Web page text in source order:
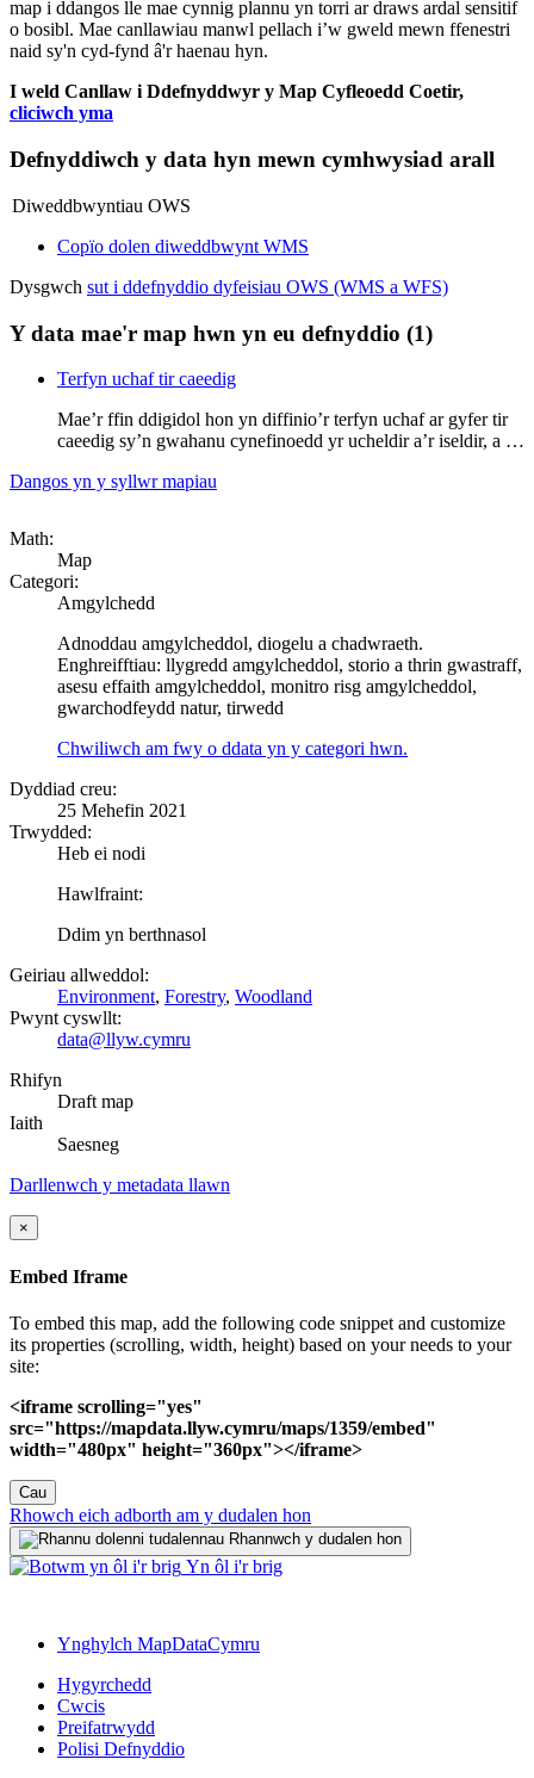
map i ddangos lle mae cynnig plannu yn torri ar draws ardal sensitif
o bosibl. Mae canllawiau manwl pellach i’w gweld mewn ffenestri
naid sy'n cyd-fynd â'r haenau hyn.
I weld Canllaw i Ddefnyddwyr y Map Cyfleoedd Coetir,
cliciwch yma
Defnyddiwch y data hyn mewn cymhwysiad arall
Diweddbwyntiau OWS
Copïo dolen diweddbwynt WMS
Dysgwch sut i ddefnyddio dyfeisiau OWS (WMS a WFS)
Y data mae'r map hwn yn eu defnyddio (1)
Terfyn uchaf tir caeedig
Mae’r ffin ddigidol hon yn diffinio’r terfyn uchaf ar gyfer tir
caeedig sy’n gwahanu cynefinoedd yr ucheldir a’r iseldir, a …
Dangos yn y syllwr mapiau
Math:
Map
Categori:
Amgylchedd
Adnoddau amgylcheddol, diogelu a chadwraeth.
Enghreifftiau: llygredd amgylcheddol, storio a thrin gwastraff,
asesu effaith amgylcheddol, monitro risg amgylcheddol,
gwarchodfeydd natur, tirwedd
Chwiliwch am fwy o ddata yn y categori hwn.
Dyddiad creu:
25 Mehefin 2021
Trwydded:
Heb ei nodi
Hawlfraint:
Ddim yn berthnasol
Geiriau allweddol:
Environment, Forestry, Woodland
Pwynt cyswllt:
data@llyw.cymru
Rhifyn
Draft map
Iaith
Saesneg
Darllenwch y metadata llawn
×
Embed Iframe
To embed this map, add the following code snippet and customize
its properties (scrolling, width, height) based on your needs to your
site:
<iframe scrolling="yes"
src="https://mapdata.llyw.cymru/maps/1359/embed"
width="480px" height="360px"></iframe>
Cau
Rhowch eich adborth am y dudalen hon
Rhannwch y dudalen hon
Yn ôl i'r brig
Ynghylch MapDataCymru
Hygyrchedd
Cwcis
Preifatrwydd
Polisi Defnyddio